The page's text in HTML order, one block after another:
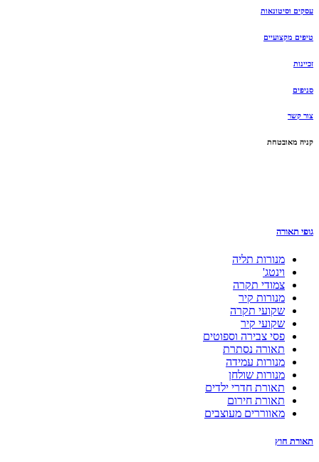
עסקים וסיטונאות
טיפים מקצועיים
זכיינות
סניפים
צור קשר
קניה מאובטחת
גופי תאורה
מנורות תליה
וינטג'
צמודי תקרה
מנורות קיר
שקועי תקרה
שקועי קיר
פסי צבירה וספוטים
תאורה נסתרת
מנורות עמידה
מנורות שולחן
תאורת חדרי ילדים
תאורת חירום
מאווררים מעוצבים
תאורת חוץ